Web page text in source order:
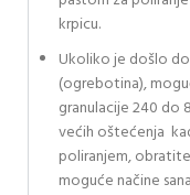
krpicu.
Ukoliko je došlo
(ogrebotina),
granulacije 240 do
većih oštećenja
poliranjem,
moguće načine